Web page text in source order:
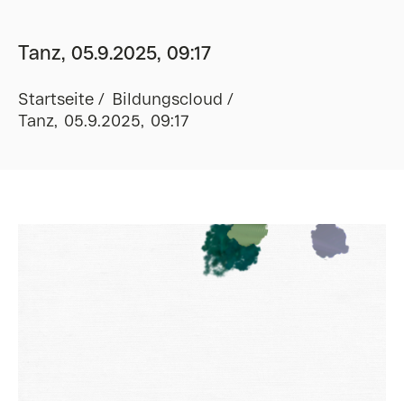
Tanz, 05.9.2025, 09:17
Startseite
Bildungscloud
Tanz, 05.9.2025, 09:17